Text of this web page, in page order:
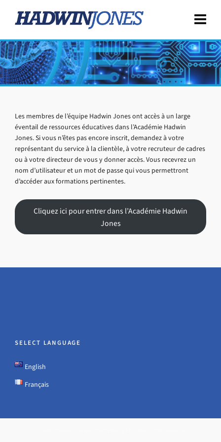
Les membres de l’équipe Hadwin Jones ont accès à un large
éventail de ressources éducatives dans l’Académie Hadwin
Jones. Si vous n’êtes pas encore inscrit, demandez à votre
représentant du service à la clientèle, à votre recruteur de cadres
ou à votre directeur de vous y donner accès. Vous recevrez un
nom d’utilisateur et un mot de passe qui vous permettront
d’accéder aux formations pertinentes.
Cliquez ici pour entrer dans l’Académie Hadwin
Jones
SELECT LANGUAGE
English
Français